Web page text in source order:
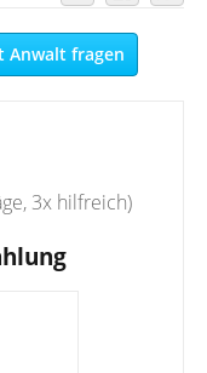
Anwalt fragen
3x hilfreich)